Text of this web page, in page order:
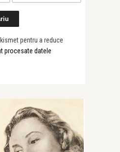
pentru a reduce
procesate datele